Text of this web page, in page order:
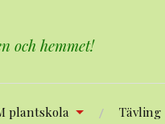
och hemmet!
plantskola Tävling